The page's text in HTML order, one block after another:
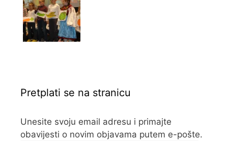
Pretplati se na stranicu
Unesite svoju email adresu i primajte
obavijesti o novim objavama putem e-pošte.